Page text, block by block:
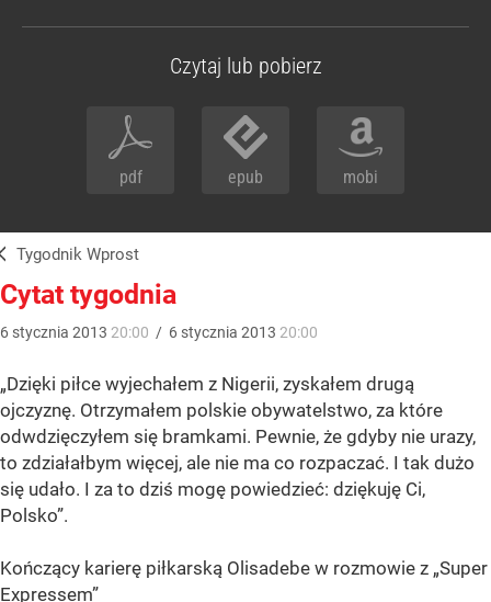
Czytaj lub pobierz
pdf epub mobi
Tygodnik Wprost
Cytat tygodnia
6 stycznia 2013 20:00 / 6 stycznia 2013 20:00
„Dzięki piłce wyjechałem z Nigerii, zyskałem drugą
ojczyznę. Otrzymałem polskie obywatelstwo, za które
odwdzięczyłem się bramkami. Pewnie, że gdyby nie urazy,
to zdziałałbym więcej, ale nie ma co rozpaczać. I tak dużo
się udało. I za to dziś mogę powiedzieć: dziękuję Ci,
Polsko”.
Kończący karierę piłkarską Olisadebe w rozmowie z „Super
Expressem”